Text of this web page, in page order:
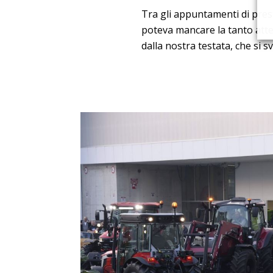
Tra gli appuntamenti di
poteva mancare la tanto
dalla nostra testata, che si